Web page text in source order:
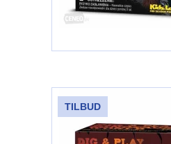
TILBUD